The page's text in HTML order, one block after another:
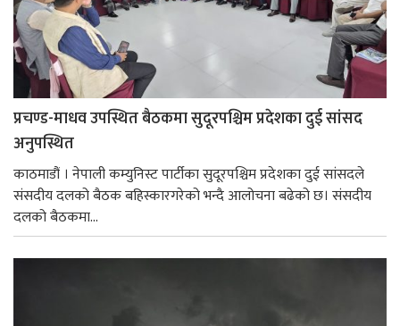
प्रचण्ड-माधव उपस्थित बैठकमा सुदूरपश्चिम प्रदेशका दुई सांसद
अनुपस्थित
काठमाडौं । नेपाली कम्युनिस्ट पार्टीका सुदूरपश्चिम प्रदेशका दुई सांसदले
संसदीय दलको बैठक बहिस्कारगरेको भन्दै आलोचना बढेको छ। स‌ंसदीय
दलको बैठकमा...